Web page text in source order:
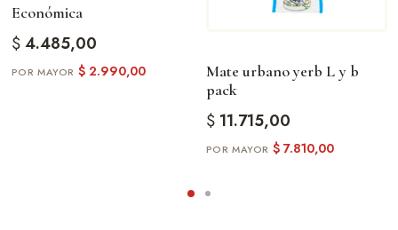
Económica
$4.485,00
$2.990,00
Mate urbano yerb L y b
pack
$11.715,00
$7.810,00